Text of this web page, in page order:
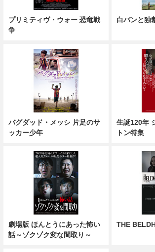
プリミティヴ・ウォー 恐竜戦
争
白パンと独
バグダッド・メッシ 片足のサ
ッカー少年
生誕120年
トン特集
劇場版 ほんとうにあった怖い
話～ゾクゾク変な間取り～
THE